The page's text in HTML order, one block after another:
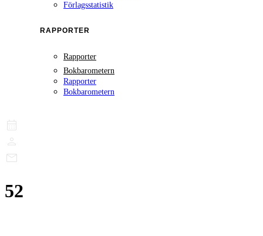
Förlagsstatistik
RAPPORTER
Rapporter
Bokbarometern
Rapporter
Bokbarometern
52